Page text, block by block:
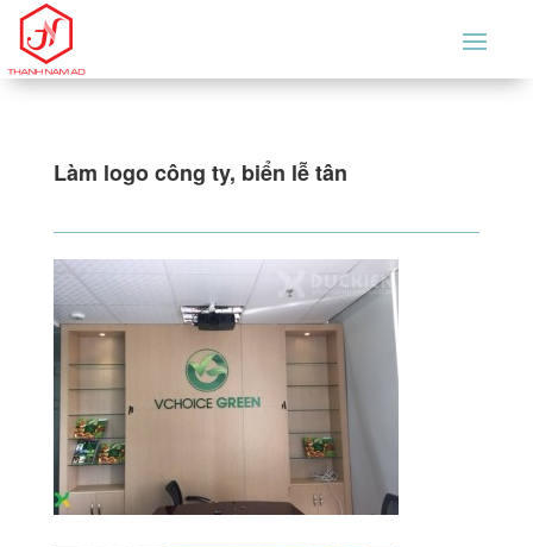
Làm logo công ty, biển lễ tân